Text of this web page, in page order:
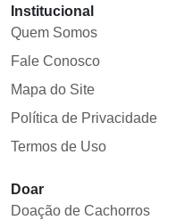
Institucional
Quem Somos
Fale Conosco
Mapa do Site
Política de Privacidade
Termos de Uso
Doar
Doação de Cachorros